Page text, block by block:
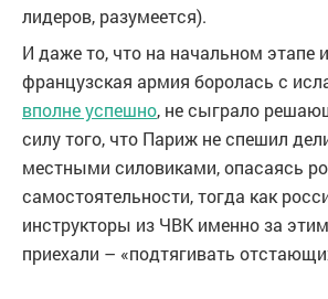
лидеров, разумеется).
И даже то, что на начальном этапе
французская армия боролась с
вполне успешно, не сыграло
силу того, что Париж не спешил
местными силовиками, опасаясь
самостоятельности, тогда как
инструкторы из ЧВК именно за
приехали – «подтягивать